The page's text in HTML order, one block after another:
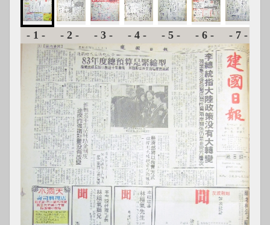
-1- -2- -3- -4- -5- -6- -7-